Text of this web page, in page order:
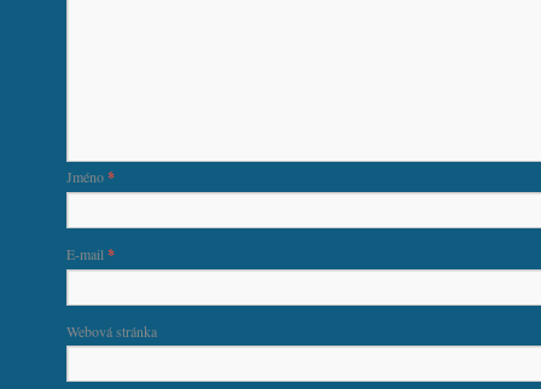
Jméno*
E-mail *
Webová stránka